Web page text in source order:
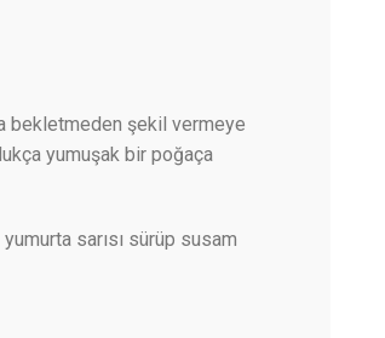
bekletmeden şekil vermeye
yumuşak bir poğaça
sarısı sürüp susam